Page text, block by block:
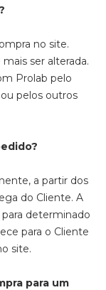
no site.
ser alterada.
Prolab pelo
ou pelos outros
a partir dos
do Cliente. A
determinado
para o Cliente
site.
para um